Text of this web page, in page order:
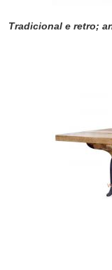
Tradicional e retro;